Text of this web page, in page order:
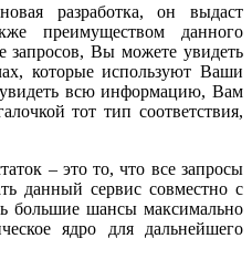
разработка, он выдаст
преимуществом данного
запросов, Вы можете увидеть
которые используют Ваши
всю информацию, Вам
тот тип соответствия,
– это то, что все запросы
данный сервис совместно с
большие шансы максимально
ядро для дальнейшего